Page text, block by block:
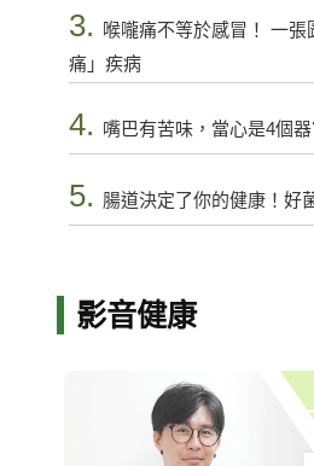
3.
喉嚨痛不等於感冒！ 一張
痛」疾病
4. 嘴巴有苦味，當心是4個
5. 腸道決定了你的健康！好
影音健康